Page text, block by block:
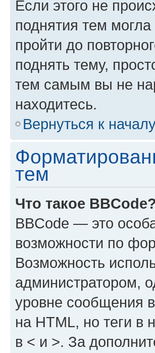
Если этого не
поднятия тем
пройти до
поднять тему,
тем самым вы не
находитесь.
Вернуться к
тем
Что такое BBCode?
BBCode — это
возможности по
Возможность
администратором,
уровне сообщения
на HTML, но теги в
в < и >. За